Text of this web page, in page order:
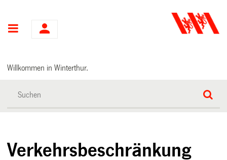
Hauptnavigation
Willkommen in Winterthur.
Verkehrsbeschränkung